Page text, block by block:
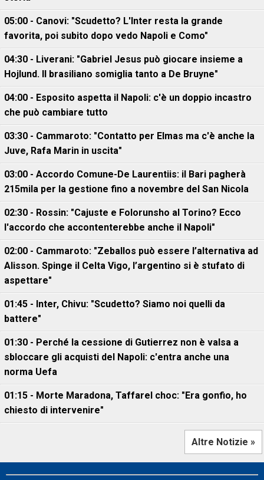
05:00 - Canovi: "Scudetto? L'Inter resta la grande
favorita, poi subito dopo vedo Napoli e Como"
04:30 - Liverani: "Gabriel Jesus può giocare insieme a
Hojlund. Il brasiliano somiglia tanto a De Bruyne"
04:00 - Esposito aspetta il Napoli: c'è un doppio incastro
che può cambiare tutto
03:30 - Cammaroto: "Contatto per Elmas ma c'è anche la
Juve, Rafa Marin in uscita"
03:00 - Accordo Comune-De Laurentiis: il Bari pagherà
215mila per la gestione fino a novembre del San Nicola
02:30 - Rossin: "Cajuste e Folorunsho al Torino? Ecco
l'accordo che accontenterebbe anche il Napoli"
02:00 - Cammaroto: "Zeballos può essere l’alternativa ad
Alisson. Spinge il Celta Vigo, l’argentino si è stufato di
aspettare"
01:45 - Inter, Chivu: "Scudetto? Siamo noi quelli da
battere"
01:30 - Perché la cessione di Gutierrez non è valsa a
sbloccare gli acquisti del Napoli: c'entra anche una
norma Uefa
01:15 - Morte Maradona, Taffarel choc: "Era gonfio, ho
chiesto di intervenire"
Altre Notizie »